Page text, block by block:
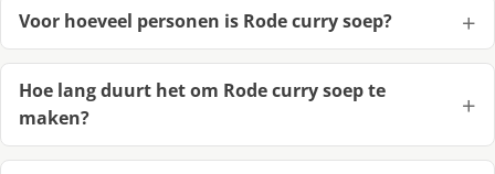
Voor hoeveel personen is Rode curry soep?
Hoe lang duurt het om Rode curry soep te
maken?